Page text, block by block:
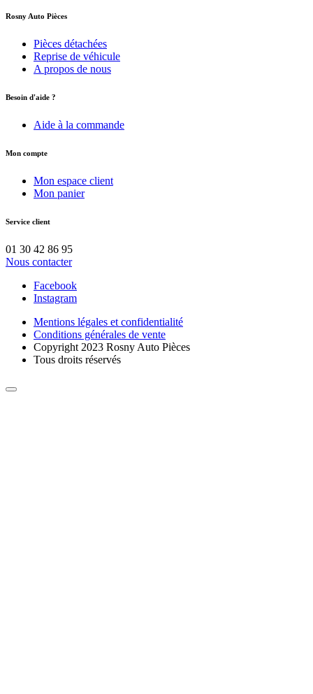
Rosny Auto Pièces
Pièces détachées
Reprise de véhicule
A propos de nous
Besoin d'aide ?
Aide à la commande
Mon compte
Mon espace client
Mon panier
Service client
01 30 42 86 95
Nous contacter
Facebook
Instagram
Mentions légales et confidentialité
Conditions générales de vente
Copyright 2023 Rosny Auto Pièces
Tous droits réservés